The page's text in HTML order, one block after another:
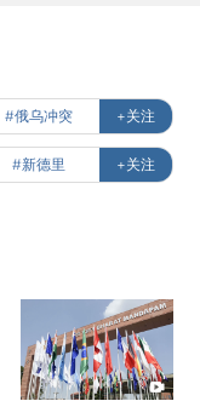
#俄乌冲突 +关注
#新德里 +关注